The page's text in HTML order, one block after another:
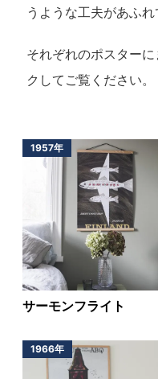
うような工夫があふれ
それぞれのポスター
クしてご覧ください。
サーモンフライト
1957年
1966年